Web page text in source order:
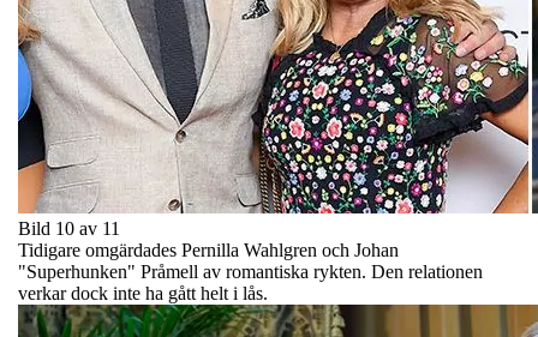
Bild 10 av 11
Tidigare omgärdades Pernilla Wahlgren och Johan
"Superhunken" Pråmell av romantiska rykten. Den relationen
verkar dock inte ha gått helt i lås.